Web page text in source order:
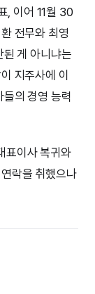
, 이어 11월 30
전무와 최영
된 게 아니냐는
지주사에 이
의 경영 능력
표이사 복귀와
락을 취했으나